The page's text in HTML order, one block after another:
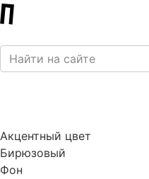
Акцентный цвет
Бирюзовый
Фон